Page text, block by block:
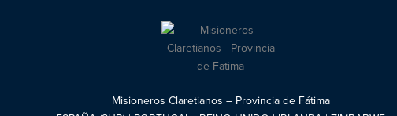
Misioneros Claretianos – Provincia de Fátima